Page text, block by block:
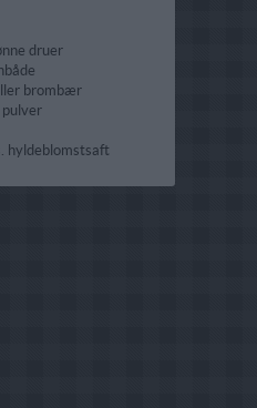
druer
brombær
pulver
hyldeblomstsaft